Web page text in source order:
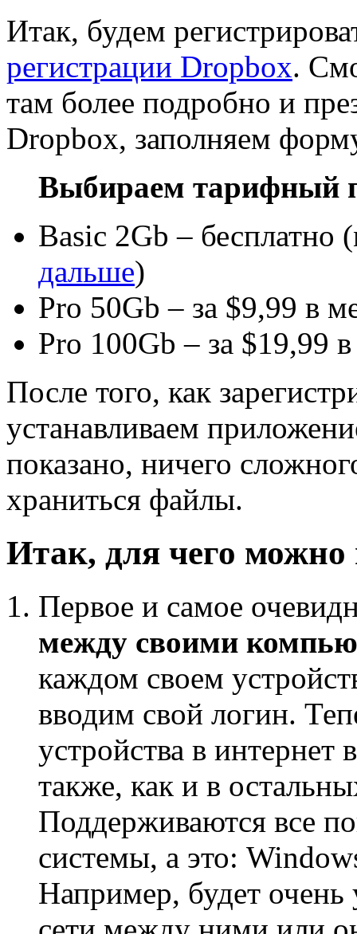
Итак, будем
регистрации Dropbox.
там более подробно и
Dropbox, заполняем
Выбираем тарифный
Basic 2Gb – бесплатно
дальше)
Pro 50Gb – за $9,99 в
Pro 100Gb – за $19,99
После того, как
устанавливаем
показано, ничего
храниться файлы.
Итак, для чего можно
Первое и самое
между своими
каждом своем
вводим свой логин.
устройства в
также, как и в
Поддерживаются все
системы, а это:
Например, будет очень